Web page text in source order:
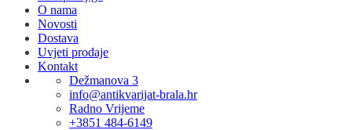
O nama
Novosti
Dostava
Uvjeti prodaje
Kontakt
Dežmanova 3
info@antikvarijat-brala.hr
Radno Vrijeme
+3851 484-6149